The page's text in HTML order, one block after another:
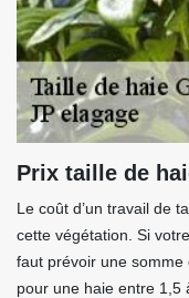
Prix taille de
Le coût d’un travail de
cette végétation. Si
faut prévoir une
pour une haie entre 1,5